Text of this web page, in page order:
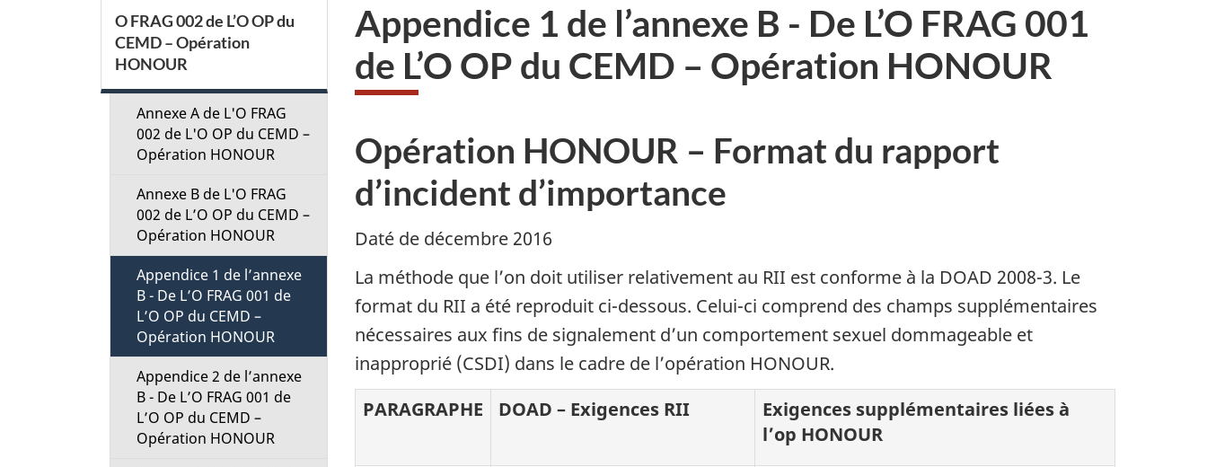
Appendice 1 de l’annexe B - De L’O FRAG 001
de L’O OP du CEMD – Opération HONOUR
Opération HONOUR – Format du rapport
d’incident d’importance
Daté de décembre 2016
La méthode que l’on doit utiliser relativement au RII est conforme à la DOAD 2008-3. Le
format du RII a été reproduit ci-dessous. Celui-ci comprend des champs supplémentaires
nécessaires aux fins de signalement d’un comportement sexuel dommageable et
inapproprié (CSDI) dans le cadre de l’opération HONOUR.
PARAGRAPHE
DOAD – Exigences RII
Exigences supplémentaires liées à
l’op HONOUR
c
n
O FRAG 002 de L’O OP du
CEMD – Opération
HONOUR
Annexe A de L'O FRAG
002 de L'O OP du CEMD –
Opération HONOUR
Annexe B de L'O FRAG
002 de L’O OP du CEMD –
Opération HONOUR
Appendice 1 de l’annexe
B - De L’O FRAG 001 de
L’O OP du CEMD –
Opération HONOUR
Appendice 2 de l’annexe
B - De L’O FRAG 001 de
L’O OP du CEMD –
Opération HONOUR